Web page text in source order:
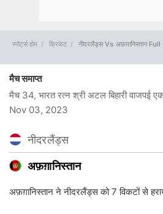
स्पोर्ट्स होम क्रिकेट नीदरलैंड्स Vs अफ़ग़ानिस्तान
मैच समाप्त
मैच 34, भारत रत्न श्री अटल बिहारी वाजपई
Nov 03, 2023
नीदरलैंड्स
अफ़ग़ानिस्तान
अफ़ग़ानिस्तान ने नीदरलैंड्स को 7 विकटों से